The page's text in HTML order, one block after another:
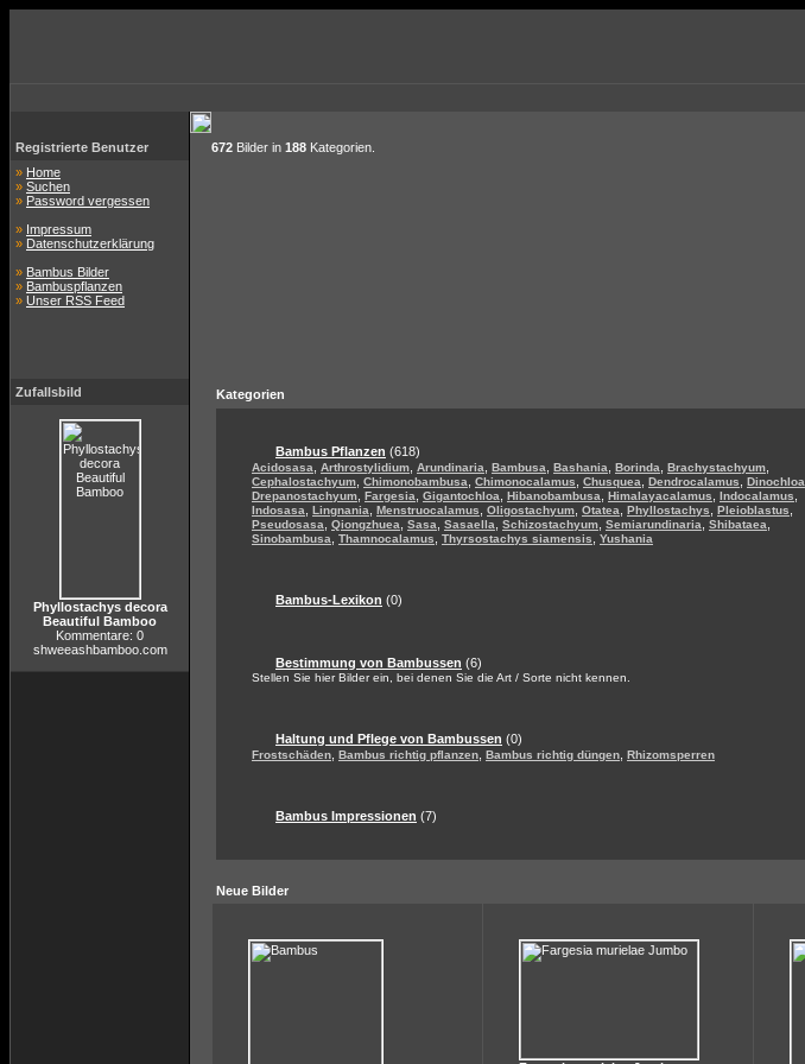
Registrierte Benutzer
» Home
» Suchen
» Password vergessen
» Impressum
» Datenschutzerklärung
» Bambus Bilder
» Bambuspflanzen
» Unser RSS Feed
Zufallsbild
Phyllostachys decora
Beautiful Bamboo
Kommentare: 0
shweeashbamboo.com
672 Bilder in 188 Kategorien.
Kategorien
Bambus Pflanzen (618)
Acidosasa Arthrostylidium Arundinaria Bambusa Bashania Borinda Brachystachyum
Cephalostachyum Chimonobambusa Chimonocalamus Chusquea Dendrocalamus Dinochloa
Drepanostachyum Fargesia Gigantochloa Hibanobambusa Himalayacalamus Indocalamus
Indosasa Lingnania Menstruocalamus Oligostachyum Otatea Phyllostachys Pleioblastus
Pseudosasa Qiongzhuea Sasa Sasaella Schizostachyum Semiarundinaria Shibataea
Sinobambusa Thamnocalamus Thyrsostachys siamensis Yushania
Bambus-Lexikon (0)
Bestimmung von Bambussen (6)
Stellen Sie hier Bilder ein, bei denen Sie die Art / Sorte nicht kennen.
Haltung und Pflege von Bambussen (0)
Frostschäden Bambus richtig pflanzen Bambus richtig düngen Rhizomsperren
Bambus Impressionen (7)
Neue Bilder